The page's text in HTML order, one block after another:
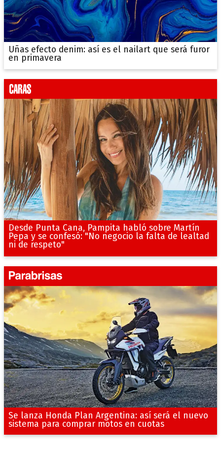
Uñas efecto denim: así es el nailart que será furor
en primavera
Desde Punta Cana, Pampita habló sobre Martín
Pepa y se confesó: "No negocio la falta de lealtad
ni de respeto"
Se lanza Honda Plan Argentina: así será el nuevo
sistema para comprar motos en cuotas